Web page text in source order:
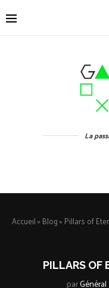
La
Accueil» Blog» Pillars of
PILLARS OF
par